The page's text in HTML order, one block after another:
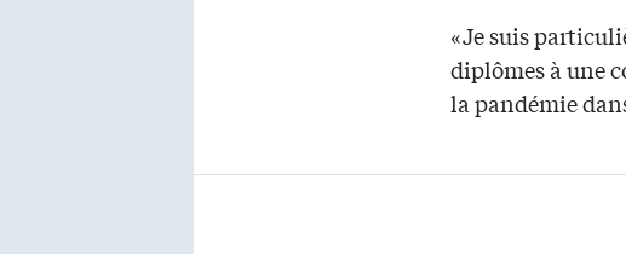
«Je suis
diplômes à une
la pandémie